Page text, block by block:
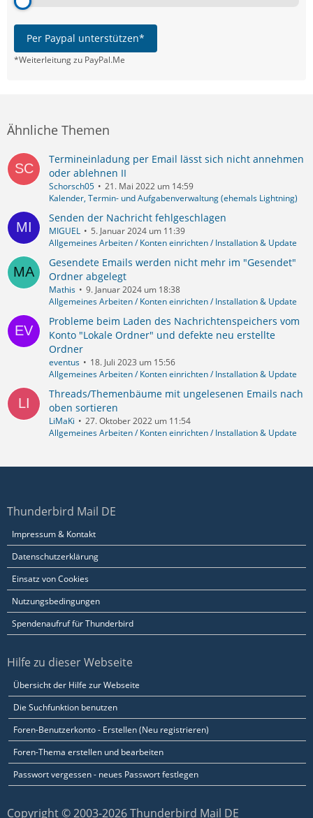
Per Paypal unterstützen*
*Weiterleitung zu PayPal.Me
Ähnliche Themen
Termineinladung per Email lässt sich nicht annehmen
oder ablehnen II
Schorsch05
21. Mai 2022 um 14:59
Kalender, Termin- und Aufgabenverwaltung (ehemals Lightning)
Senden der Nachricht fehlgeschlagen
MIGUEL
5. Januar 2024 um 11:39
Allgemeines Arbeiten / Konten einrichten / Installation & Update
Gesendete Emails werden nicht mehr im "Gesendet"
Ordner abgelegt
Mathis
9. Januar 2024 um 18:38
Allgemeines Arbeiten / Konten einrichten / Installation & Update
Probleme beim Laden des Nachrichtenspeichers vom
Konto "Lokale Ordner" und defekte neu erstellte
Ordner
eventus
18. Juli 2023 um 15:56
Allgemeines Arbeiten / Konten einrichten / Installation & Update
Threads/Themenbäume mit ungelesenen Emails nach
oben sortieren
LiMaKi
27. Oktober 2022 um 11:54
Allgemeines Arbeiten / Konten einrichten / Installation & Update
Thunderbird Mail DE
Impressum & Kontakt
Datenschutzerklärung
Einsatz von Cookies
Nutzungsbedingungen
Spendenaufruf für Thunderbird
Hilfe zu dieser Webseite
Übersicht der Hilfe zur Webseite
Die Suchfunktion benutzen
Foren-Benutzerkonto - Erstellen (Neu registrieren)
Foren-Thema erstellen und bearbeiten
Passwort vergessen - neues Passwort festlegen
Copyright © 2003-2026 Thunderbird Mail DE